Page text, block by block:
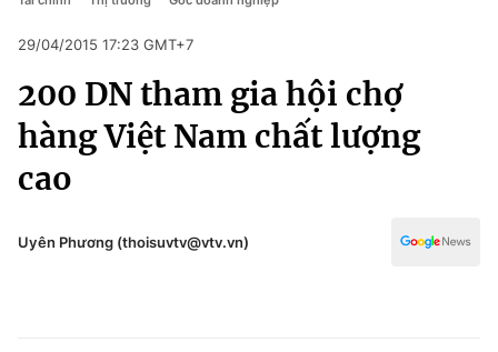
Chuyên mục
Chính trị
Xã hội
Pháp luật
Pháp luật
Kinh tế
Thể thao
Truyền hình
Công nghệ
29/04/2015 17:23 GMT+7
200 DN tham gia hội chợ
hàng Việt Nam chất lượng
cao
Uyên Phương (thoisuvtv@vtv.vn)